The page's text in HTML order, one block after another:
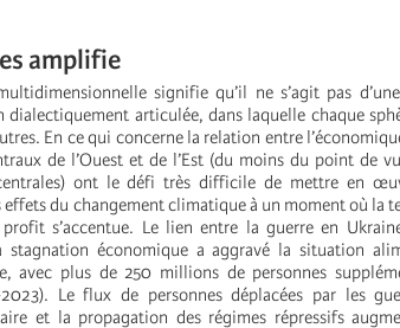
amplifie
signifie qu’il ne s’agit pas
dialectiquement articulée, dans laquelle chaque
En ce qui concerne la relation entre
de l’Ouest et de l’Est (du moins du point de
ont le défi très difficile de mettre en
du changement climatique à un moment où la
s’accentue. Le lien entre la guerre en
économique a aggravé la situation
avec plus de 250 millions de personnes
Le flux de personnes déplacées par les
et la propagation des régimes répressifs